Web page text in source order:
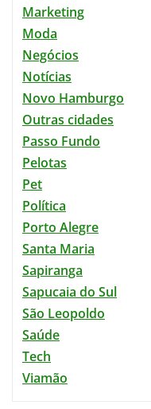
Marketing
Moda
Negócios
Notícias
Novo Hamburgo
Outras cidades
Passo Fundo
Pelotas
Pet
Política
Porto Alegre
Santa Maria
Sapiranga
Sapucaia do Sul
São Leopoldo
Saúde
Tech
Viamão